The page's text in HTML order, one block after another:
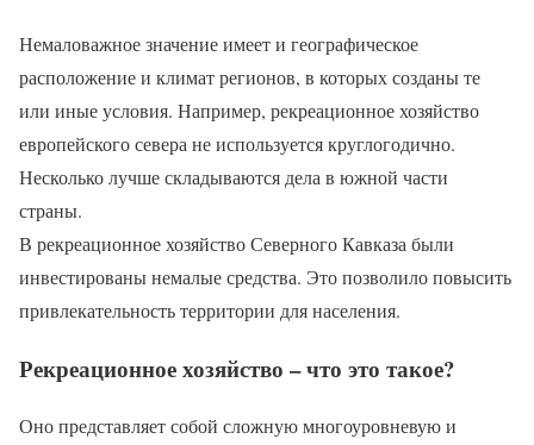
Немаловажное значение имеет и географическое
расположение и климат регионов, в которых созданы те
или иные условия. Например, рекреационное хозяйство
европейского севера не используется круглогодично.
Несколько лучше складываются дела в южной части
страны.
В рекреационное хозяйство Северного Кавказа были
инвестированы немалые средства. Это позволило повысить
привлекательность территории для населения.
Рекреационное хозяйство – что это такое?
Оно представляет собой сложную многоуровневую и